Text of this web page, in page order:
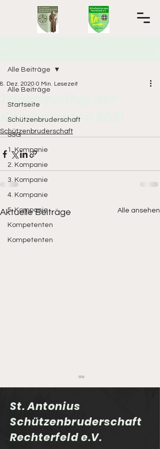
Alle Beiträge
Startseite
Schützenbruderschaft
SSG
1. Kompanie
2. Kompanie
3. Kompanie
4. Kompanie
5. Kompanie
Kompetenten
Kompetenten
Alle Beiträge
Tagesausflug der
Kompetenten 2021
8. Dez. 2020 0 Min. Lesezeit
Schützenbruderschaft
Aktuelle Beiträge Alle ansehen
St. Antonius
Schützenbruderschaft
Rechterfeld e.V.